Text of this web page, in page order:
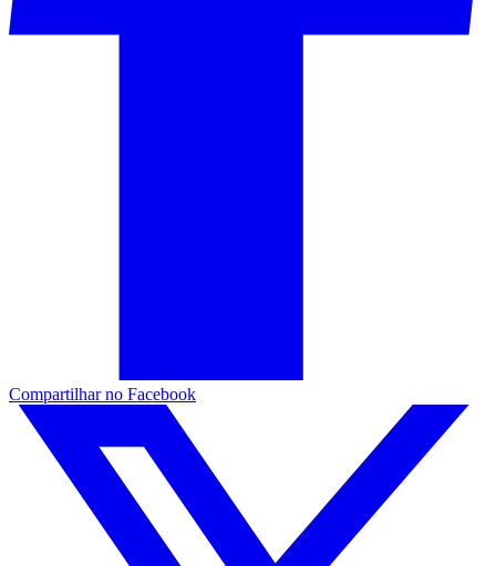
Compartilhar no Facebook